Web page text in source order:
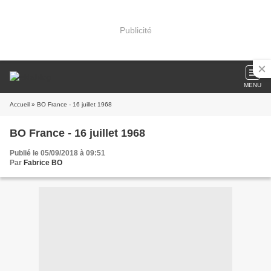
Publicité
MENU
Accueil » BO France - 16 juillet 1968
BO France - 16 juillet 1968
Publié le 05/09/2018 à 09:51
Par Fabrice BO